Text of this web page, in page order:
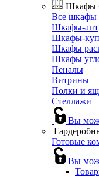
Шкафы
Все шкафы
Шкафы-
Шкафы-
Шкафы
Шкафы
Пеналы
Витрины
Полки и
Стеллажи
Вы
Готовые
Вы